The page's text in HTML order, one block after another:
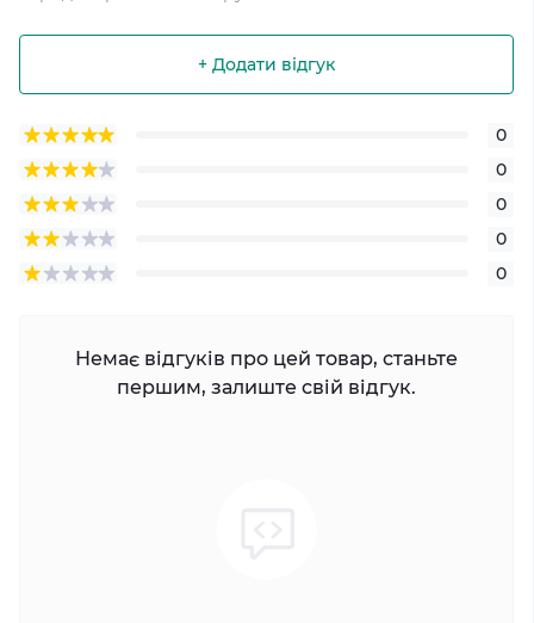
+ Додати відгук
0
0
0
0
0
Немає відгуків про цей товар, станьте
першим, залиште свій відгук.